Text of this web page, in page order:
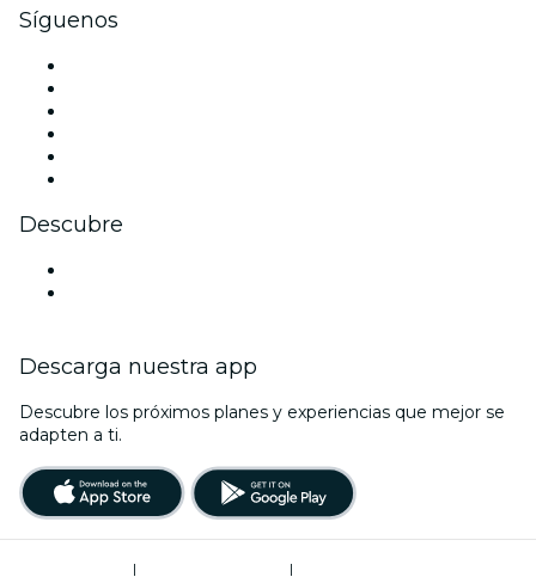
Síguenos
Descubre
Descarga nuestra app
Descubre los próximos planes y experiencias que mejor se
adapten a ti.
| |